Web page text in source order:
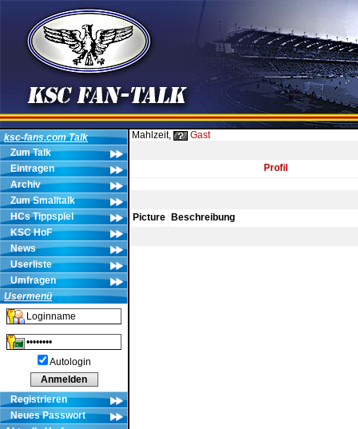
ksc-fans.com Talk
Zum Talk
Eintragen
Archiv
Zum Smalltalk
HCs Tippspiel
KSC HoF
News
Userliste
Umfragen
Usermenü
Autologin
Registrieren
Neues Passwort
Mahlzeit, Gast
Profil
Picture Beschreibung